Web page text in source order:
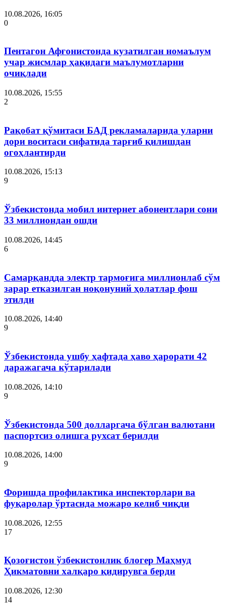
10.08.2026, 16:05
0
Пентагон Афғонистонда кузатилган номаълум
учар жисмлар ҳақидаги маълумотларни
очиқлади
10.08.2026, 15:55
2
Рақобат қўмитаси БАД рекламаларида уларни
дори воситаси сифатида тарғиб қилишдан
огоҳлантирди
10.08.2026, 15:13
9
Ўзбекистонда мобил интернет абонентлари сони
33 миллиондан ошди
10.08.2026, 14:45
6
Самарқандда электр тармоғига миллионлаб сўм
зарар етказилган ноқонуний ҳолатлар фош
этилди
10.08.2026, 14:40
9
Ўзбекистонда ушбу ҳафтада ҳаво ҳарорати 42
даражагача кўтарилади
10.08.2026, 14:10
9
Ўзбекистонда 500 долларгача бўлган валютани
паспортсиз олишга рухсат берилди
10.08.2026, 14:00
9
Форишда профилактика инспекторлари ва
фуқаролар ўртасида можаро келиб чиқди
10.08.2026, 12:55
17
Қозоғистон ўзбекистонлик блогер Маҳмуд
Ҳикматовни халқаро қидирувга берди
10.08.2026, 12:30
14